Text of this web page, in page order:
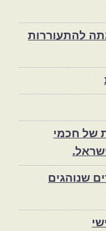
במרוקו בסוף המאה ה־19 ותרומתה להתעוררות
של חכמי
שנוהגים